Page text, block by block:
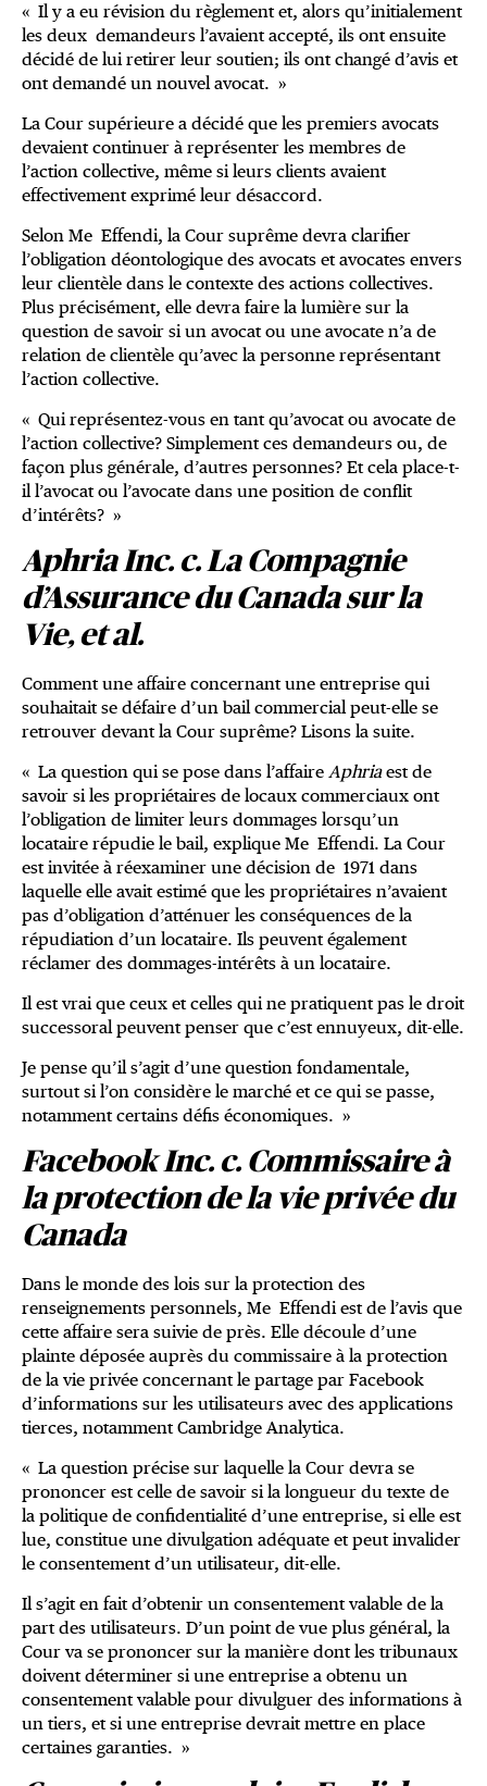
« Il y a eu révision du règlement et, alors qu’initialement
les deux demandeurs l’avaient accepté, ils ont ensuite
décidé de lui retirer leur soutien; ils ont changé d’avis et
ont demandé un nouvel avocat. »
La Cour supérieure a décidé que les premiers avocats
devaient continuer à représenter les membres de
l’action collective, même si leurs clients avaient
effectivement exprimé leur désaccord.
Selon Me Effendi, la Cour suprême devra clarifier
l’obligation déontologique des avocats et avocates envers
leur clientèle dans le contexte des actions collectives.
Plus précisément, elle devra faire la lumière sur la
question de savoir si un avocat ou une avocate n’a de
relation de clientèle qu’avec la personne représentant
l’action collective.
« Qui représentez-vous en tant qu’avocat ou avocate de
l’action collective? Simplement ces demandeurs ou, de
façon plus générale, d’autres personnes? Et cela place-t-
il l’avocat ou l’avocate dans une position de conflit
d’intérêts? »
Aphria Inc. c. La Compagnie
d’Assurance du Canada sur la
Vie, et al.
Comment une affaire concernant une entreprise qui
souhaitait se défaire d’un bail commercial peut-elle se
retrouver devant la Cour suprême? Lisons la suite.
« La question qui se pose dans l’affaire Aphriaest de
savoir si les propriétaires de locaux commerciaux ont
l’obligation de limiter leurs dommages lorsqu’un
locataire répudie le bail, explique Me Effendi. La Cour
est invitée à réexaminer une décision de 1971 dans
laquelle elle avait estimé que les propriétaires n’avaient
pas d’obligation d’atténuer les conséquences de la
répudiation d’un locataire. Ils peuvent également
réclamer des dommages-intérêts à un locataire.
Il est vrai que ceux et celles qui ne pratiquent pas le droit
successoral peuvent penser que c’est ennuyeux, dit-elle.
Je pense qu’il s’agit d’une question fondamentale,
surtout si l’on considère le marché et ce qui se passe,
notamment certains défis économiques. »
Facebook Inc. c. Commissaire à
la protection de la vie privée du
Canada
Dans le monde des lois sur la protection des
renseignements personnels, Me Effendi est de l’avis que
cette affaire sera suivie de près. Elle découle d’une
plainte déposée auprès du commissaire à la protection
de la vie privée concernant le partage par Facebook
d’informations sur les utilisateurs avec des applications
tierces, notamment Cambridge Analytica.
« La question précise sur laquelle la Cour devra se
prononcer est celle de savoir si la longueur du texte de
la politique de confidentialité d’une entreprise, si elle est
lue, constitue une divulgation adéquate et peut invalider
le consentement d’un utilisateur, dit-elle.
Il s’agit en fait d’obtenir un consentement valable de la
part des utilisateurs. D’un point de vue plus général, la
Cour va se prononcer sur la manière dont les tribunaux
doivent déterminer si une entreprise a obtenu un
consentement valable pour divulguer des informations à
un tiers, et si une entreprise devrait mettre en place
certaines garanties. »